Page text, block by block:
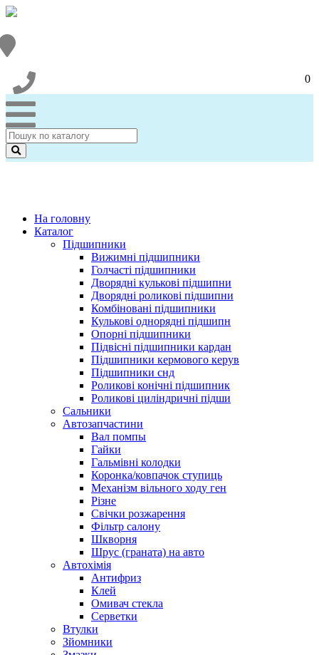
0
На головну
Каталог
Підшипники
Вижимні підшипники
Голчасті підшипники
Дворядні кулькові підшипни
Дворядні роликові підшипни
Комбіновані підшипники
Кулькові однорядні підшипн
Опорні підшипники
Підвісні підшипники кардан
Підшипники кермового керув
Підшипники снд
Роликові конічні підшипник
Роликові циліндричні підши
Сальники
Автозапчастини
Вал помпы
Гайки
Гальмівні колодки
Коронка/ковпачок ступиць
Механізм вільного ходу ген
Різне
Свічки розжарення
Фільтр салону
Шкворня
Шрус (граната) на авто
Автохімія
Антифриз
Клей
Омивач стекла
Серветки
Втулки
Зйомники